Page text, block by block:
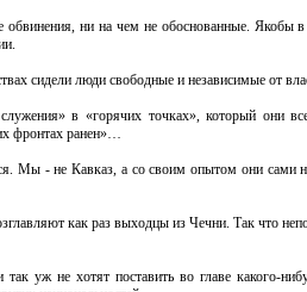
обвинения, ни на чем не обоснованные.
сидели люди свободные и независимые от
в «горячих точках», который они
фронтах ранен»…
Мы - не Кавказ, а со своим опытом они сами
как раз выходцы из Чечни. Так что
уж не хотят поставить во главе какого-